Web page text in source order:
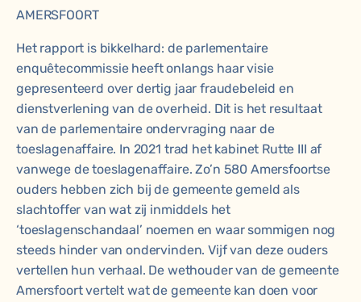
AMERSFOORT
Het rapport is bikkelhard: de parlementaire
enquêtecommissie heeft onlangs haar visie
gepresenteerd over dertig jaar fraudebeleid en
dienstverlening van de overheid. Dit is het resultaat
van de parlementaire ondervraging naar de
toeslagenaffaire. In 2021 trad het kabinet Rutte III af
vanwege de toeslagenaffaire. Zo’n 580 Amersfoortse
ouders hebben zich bij de gemeente gemeld als
slachtoffer van wat zij inmiddels het
‘toeslagenschandaal’ noemen en waar sommigen nog
steeds hinder van ondervinden. Vijf van deze ouders
vertellen hun verhaal. De wethouder van de gemeente
Amersfoort vertelt wat de gemeente kan doen voor